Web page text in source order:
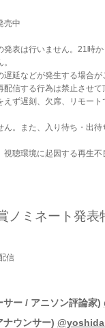
売中
表は行いません。21時か
延などが発生する場合が
信する行為は禁止させて
ず遅刻、欠席、リモー
。また、入り待ち・出
聴環境に起因する再生不
ノミネート発表
信
ー / アニソン評論家)
ナウンサー)